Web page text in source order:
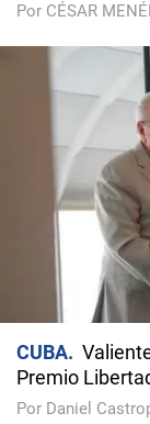
Por CÉSAR
CUBA
Premio
Por Daniel